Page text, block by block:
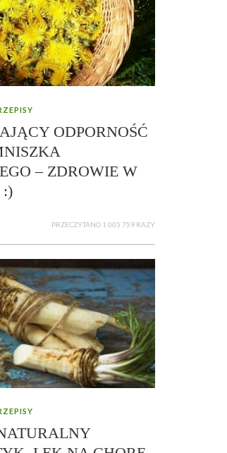
ODPORNOŚĆ
– ZDROWIE W
:)
PRZECZYTANO 1 005 759 RAZY